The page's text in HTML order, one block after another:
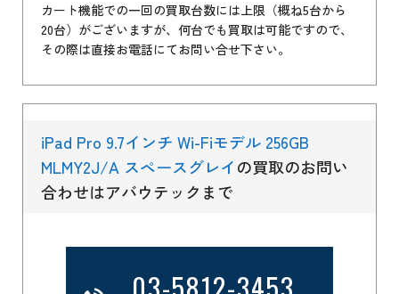
カート機能での一回の買取台数には上限（概ね5台から
20台）がございますが、何台でも買取は可能ですので、
その際は直接お電話にてお問い合せ下さい。
iPad Pro 9.7インチ Wi-Fiモデル 256GB
MLMY2J/A スペースグレイの買取のお問い
合わせはアバウテックまで